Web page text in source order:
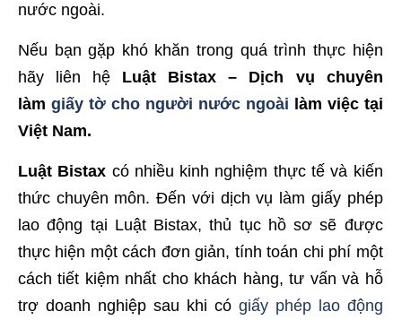
nước ngoài.
Nếu bạn gặp khó khăn trong quá trình thực hiện
hãy liên hệ Luật Bistax – Dịch vụ chuyên
làm giấy tờ cho người nước ngoài làm việc tại
Việt Nam.
Luật Bistax có nhiều kinh nghiệm thực tế và kiến
thức chuyên môn. Đến với dịch vụ làm giấy phép
lao động tại Luật Bistax, thủ tục hồ sơ sẽ được
thực hiện một cách đơn giản, tính toán chi phí một
cách tiết kiệm nhất cho khách hàng, tư vấn và hỗ
trợ doanh nghiệp sau khi có giấy phép lao động